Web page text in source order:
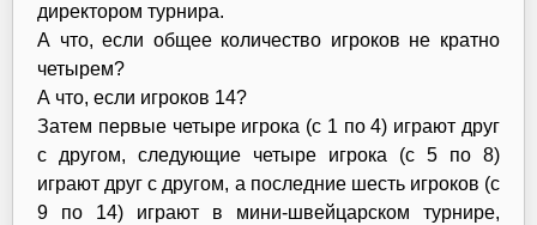
директором турнира.
А что, если общее количество игроков не кратно
четырем?
А что, если игроков 14?
Затем первые четыре игрока (с 1 по 4) играют друг
с другом, следующие четыре игрока (с 5 по 8)
играют друг с другом, а последние шесть игроков (с
9 по 14) играют в мини-швейцарском турнире,